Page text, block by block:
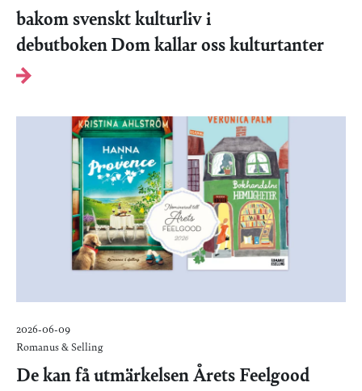
bakom svenskt kulturliv i
debutboken Dom kallar oss kulturtanter
2026-06-09
Romanus & Selling
De kan få utmärkelsen Årets Feelgood